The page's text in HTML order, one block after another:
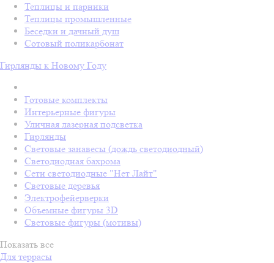
Теплицы и парники
Теплицы промышленные
Беседки и дачный душ
Сотовый поликарбонат
Гирлянды к Новому Году
Готовые комплекты
Интерьерные фигуры
Уличная лазерная подсветка
Гирлянды
Световые занавесы (дождь светодиодный)
Светодиодная бахрома
Сети светодиодные "Нет Лайт"
Световые деревья
Электрофейерверки
Объемные фигуры 3D
Световые фигуры (мотивы)
Показать все
Для террасы